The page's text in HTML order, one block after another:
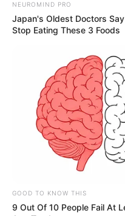
RCN Radio.
Por: Julieth Paola
UNIRSE AL
El alcalde de
NEUROMIND PRO
Japan's Oldest Doctors
Stop Eating These 3 Foods
GOOD TO KNOW THIS
9 Out Of 10 People Fail At